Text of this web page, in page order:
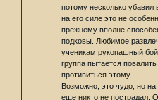
потому несколько
на его силе это не
прежнему вполне
подковы. Любимое
ученикам рукопашный
группа пытается
противиться этому.
Возможно, это чудо, но на
еще никто не пострадал.